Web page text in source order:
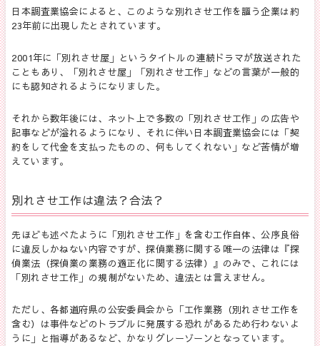
日本調査業協会によると、このような別れさせ工作を謳う企業は約
23年前に出現したとされています。
2001年に「別れさせ屋」というタイトルの連続ドラマが放送された
こともあり、「別れさせ屋」「別れさせ工作」などの言葉が一般的
にも認知されるようになりました。
それから数年後には、ネット上で多数の「別れさせ工作」の広告や
記事などが溢れるようになり、それに伴い日本調査業協会には「契
約をして代金を支払ったものの、何もしてくれない」など苦情が増
えています。
別れさせ工作は違法？合法？
先ほども述べたように「別れさせ工作」を含む工作自体、公序良俗
に違反しかねない内容ですが、探偵業務に関する唯一の法律は『探
偵業法（探偵業の業務の適正化に関する法律）』のみで、これには
「別れさせ工作」の規制がないため、違法とは言えません。
ただし、各都道府県の公安委員会から「工作業務（別れさせ工作を
含む）は事件などのトラブルに発展する恐れがあるため行わないよ
うに」と指導があるなど、かなりグレーゾーンとなっています。